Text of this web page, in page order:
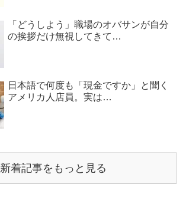
「どうしよう」職場のオバサンが自分
の挨拶だけ無視してきて…
日本語で何度も「現金ですか」と聞く
アメリカ人店員。実は…
新着記事をもっと見る